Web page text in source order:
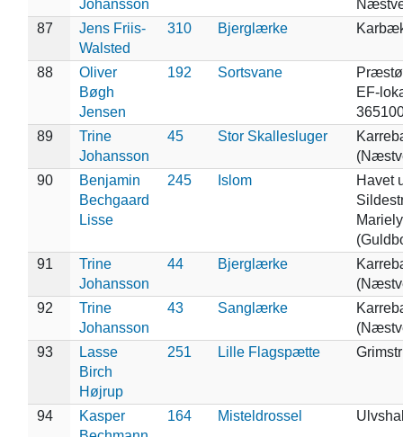
Johansson
87
Jens Friis-
Walsted
310 Bjerglærke
88
Oliver
Bøgh
Jensen
192 Sortsvane
EF-
89
Trine
Johansson
45 Stor Skallesluger
90
Benjamin
Bechgaard
Lisse
245 Islom
Havet
91
Trine
Johansson
44 Bjerglærke
92
Trine
Johansson
43 Sanglærke
93
Lasse
Birch
Højrup
251 Lille Flagspætte
94
Kasper
164 Misteldrossel